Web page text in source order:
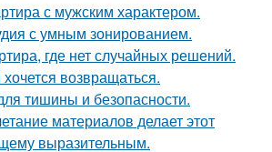
с мужским характером.
с умным зонированием.
где нет случайных решений.
возвращаться.
тишины и безопасности.
материалов делает этот
выразительным.